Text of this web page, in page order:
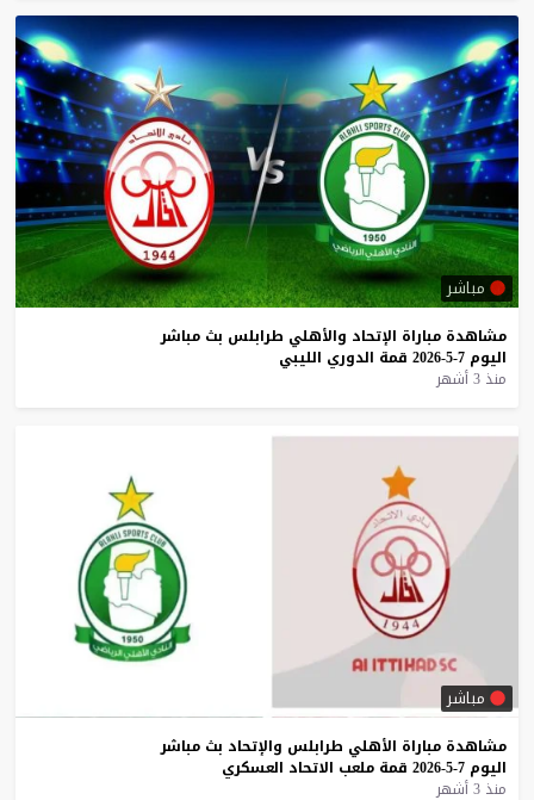
مباشر
مشاهدة مباراة الإتحاد والأهلي طرابلس بث مباشر
اليوم 7-5-2026 قمة الدوري الليبي
منذ 3 أشهر
مباشر
مشاهدة مباراة الأهلي طرابلس والإتحاد بث مباشر
اليوم 7-5-2026 قمة ملعب الاتحاد العسكري
منذ 3 أشهر